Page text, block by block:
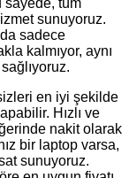
sunuyoruz.
sadece
kalmıyor, aynı
en iyi şekilde
Hızlı ve
nakit olarak
bir laptop varsa,
sunuyoruz.